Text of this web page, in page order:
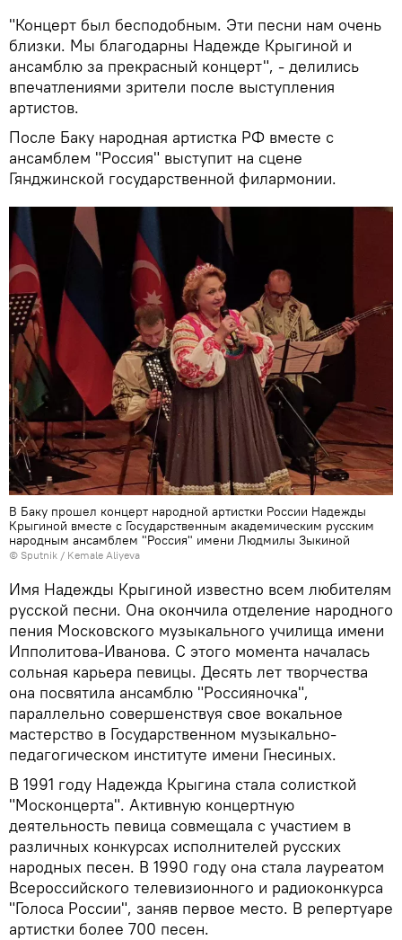
"Концерт был бесподобным. Эти песни нам очень
близки. Мы благодарны Надежде Крыгиной и
ансамблю за прекрасный концерт", - делились
впечатлениями зрители после выступления
артистов.
После Баку народная артистка РФ вместе с
ансамблем "Россия" выступит на сцене
Гянджинской государственной филармонии.
В Баку прошел концерт народной артистки России Надежды
Крыгиной вместе с Государственным академическим русским
народным ансамблем "Россия" имени Людмилы Зыкиной
© Sputnik / Kemale Aliyeva
Имя Надежды Крыгиной известно всем любителям
русской песни. Она окончила отделение народного
пения Московского музыкального училища имени
Ипполитова-Иванова. С этого момента началась
сольная карьера певицы. Десять лет творчества
она посвятила ансамблю "Россияночка",
параллельно совершенствуя свое вокальное
мастерство в Государственном музыкально-
педагогическом институте имени Гнесиных.
В 1991 году Надежда Крыгина стала солисткой
"Москонцерта". Активную концертную
деятельность певица совмещала с участием в
различных конкурсах исполнителей русских
народных песен. В 1990 году она стала лауреатом
Всероссийского телевизионного и радиоконкурса
"Голоса России", заняв первое место. В репертуаре
артистки более 700 песен.